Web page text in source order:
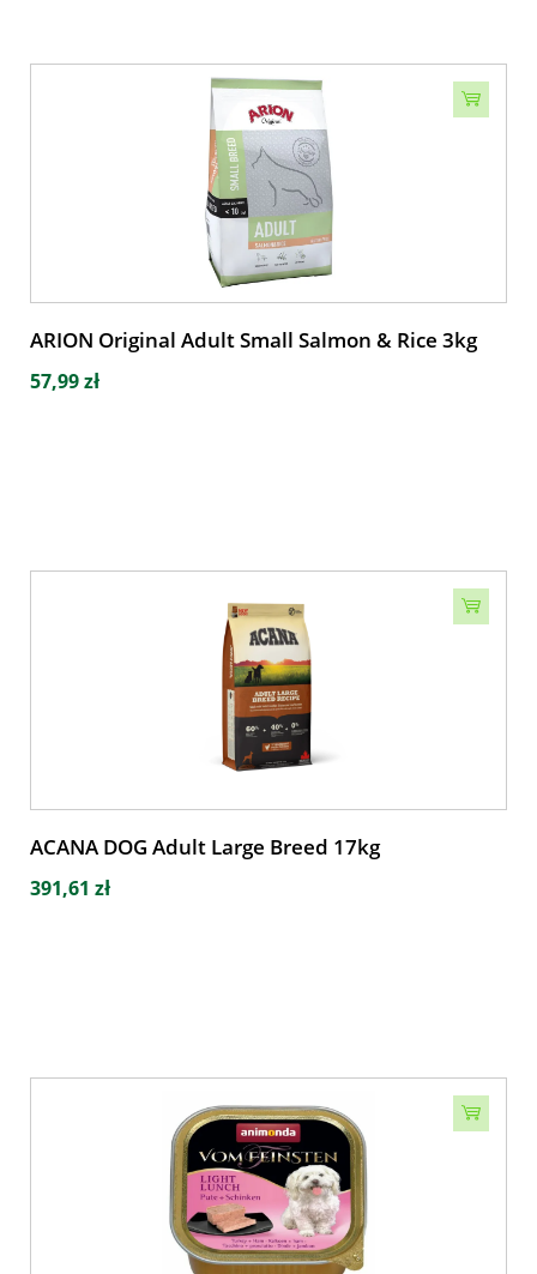
ARION Original Adult Small Salmon & Rice 3kg
57,99 zł
ACANA DOG Adult Large Breed 17kg
391,61 zł